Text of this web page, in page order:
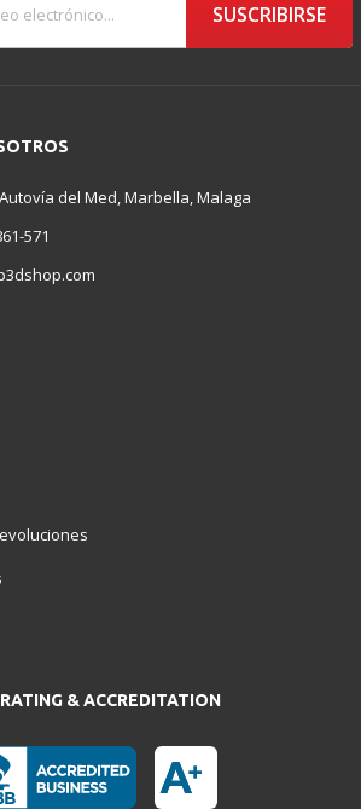
del Med, Marbella, Malaga
571
SUSCRIBIRSE
& ACCREDITATION